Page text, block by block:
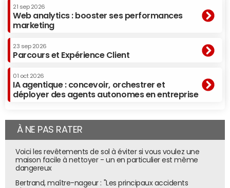
21 sep 2026
Web analytics : booster ses performances
marketing
23 sep 2026
Parcours et Expérience Client
01 oct 2026
IA agentique : concevoir, orchestrer et
déployer des agents autonomes en entreprise
À NE PAS RATER
Voici les revêtements de sol à éviter si vous voulez une
maison facile à nettoyer - un en particulier est même
dangereux
Bertrand, maître-nageur : "Les principaux accidents